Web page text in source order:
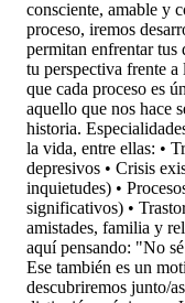
consciente, amable y
proceso, iremos
permitan enfrentar tus
tu perspectiva frente
que cada proceso es
aquello que nos hace
historia.
la vida, entre ellas: •
depresivos • Crisis
inquietudes) •
significativos) •
amistades, familia y
aquí pensando: "No
Ese también es un
descubriremos junto/